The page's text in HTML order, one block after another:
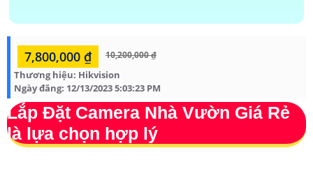
7,800,000 ₫ 10,200,000 ₫
Thương hiệu: Hikvision
Ngày đăng: 12/13/2023 5:03:23 PM
Lắp Đặt Camera Nhà Vườn Giá Rẻ
là lựa chọn hợp lý